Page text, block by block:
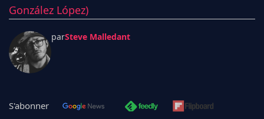
González López)
parSteve Malledant
S'abonner